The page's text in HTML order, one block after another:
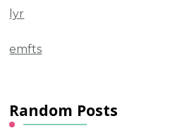
lyr
emfts
Random Posts